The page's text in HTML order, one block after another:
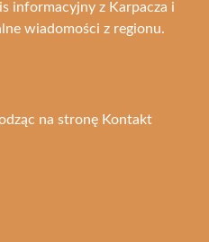
informacyjny z Karpacza i
wiadomości z regionu.
na stronę Kontakt